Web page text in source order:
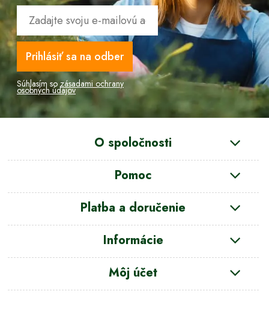
Prihlásiť sa na odber
Súhlasím sozásadami ochrany
osobných údajov
O spoločnosti
Pomoc
Platba a doručenie
Informácie
Môj účet